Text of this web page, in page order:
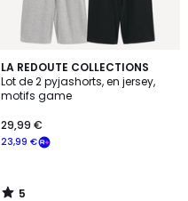
LA REDOUTE COLLECTIONS
Lot de 2 pyjashorts, en jersey,
motifs game
23,99 €
29,99 €
5
/
5
5